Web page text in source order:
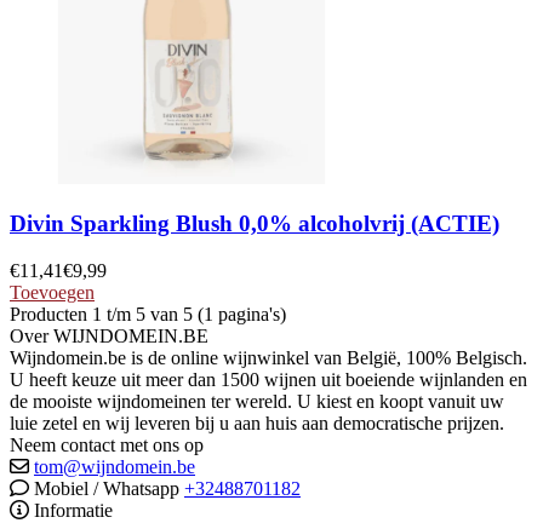
Divin Sparkling Blush 0,0% alcoholvrij (ACTIE)
€11,41€9,99
Toevoegen
Producten 1 t/m 5 van 5 (1 pagina's)
Over WIJNDOMEIN.BE
Wijndomein.be is de online wijnwinkel van België, 100% Belgisch.
U heeft keuze uit meer dan 1500 wijnen uit boeiende wijnlanden en
de mooiste wijndomeinen ter wereld. U kiest en koopt vanuit uw
luie zetel en wij leveren bij u aan huis aan democratische prijzen.
Neem contact met ons op
tom@wijndomein.be
Mobiel / Whatsapp +32488701182
Informatie